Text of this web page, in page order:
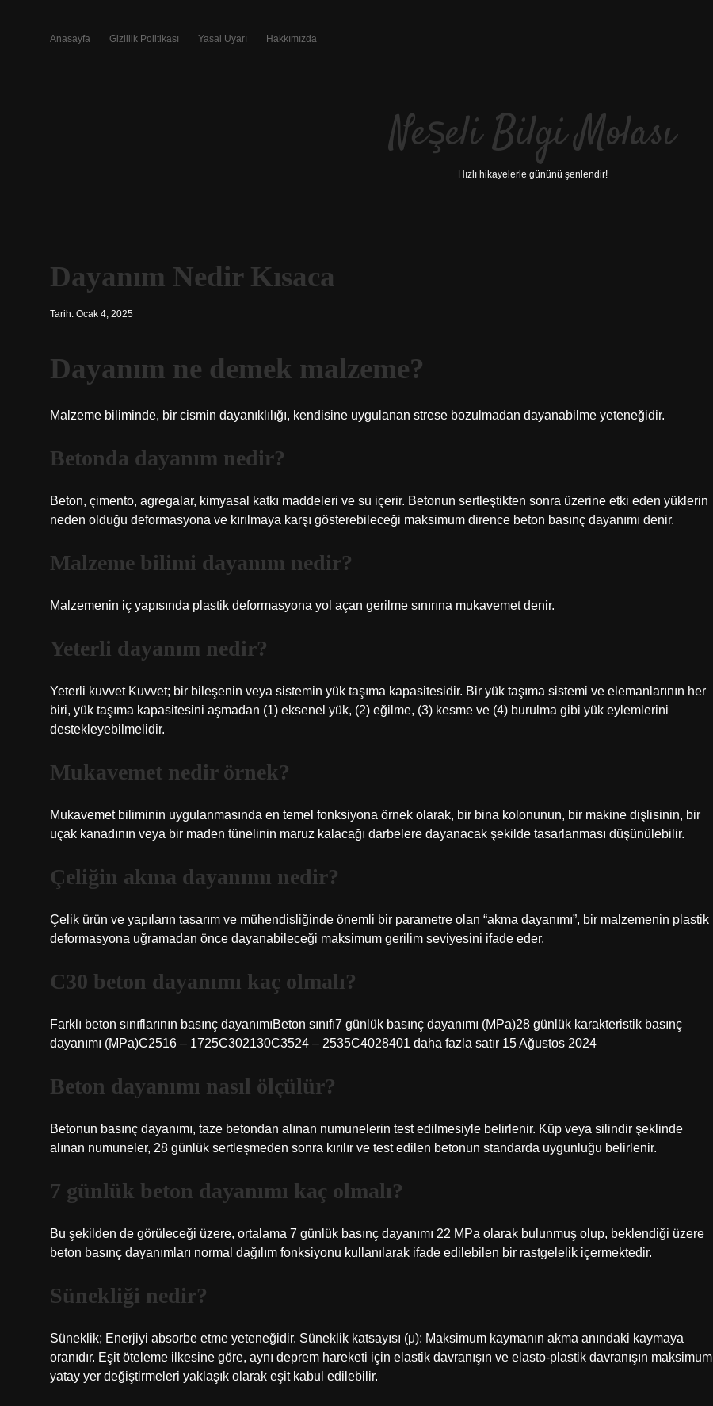
Anasayfa Gizlilik Politikası Yasal Uyarı Hakkımızda
Neşeli Bilgi Molası
Hızlı hikayelerle gününü şenlendir!
Dayanım Nedir Kısaca
Tarih: Ocak 4, 2025
Dayanım ne demek malzeme?
Malzeme biliminde, bir cismin dayanıklılığı, kendisine uygulanan strese bozulmadan dayanabilme yeteneğidir.
Betonda dayanım nedir?
Beton, çimento, agregalar, kimyasal katkı maddeleri ve su içerir. Betonun sertleştikten sonra üzerine etki eden yüklerin
neden olduğu deformasyona ve kırılmaya karşı gösterebileceği maksimum dirence beton basınç dayanımı denir.
Malzeme bilimi dayanım nedir?
Malzemenin iç yapısında plastik deformasyona yol açan gerilme sınırına mukavemet denir.
Yeterli dayanım nedir?
Yeterli kuvvet Kuvvet; bir bileşenin veya sistemin yük taşıma kapasitesidir. Bir yük taşıma sistemi ve elemanlarının her
biri, yük taşıma kapasitesini aşmadan (1) eksenel yük, (2) eğilme, (3) kesme ve (4) burulma gibi yük eylemlerini
destekleyebilmelidir.
Mukavemet nedir örnek?
Mukavemet biliminin uygulanmasında en temel fonksiyona örnek olarak, bir bina kolonunun, bir makine dişlisinin, bir
uçak kanadının veya bir maden tünelinin maruz kalacağı darbelere dayanacak şekilde tasarlanması düşünülebilir.
Çeliğin akma dayanımı nedir?
Çelik ürün ve yapıların tasarım ve mühendisliğinde önemli bir parametre olan “akma dayanımı”, bir malzemenin plastik
deformasyona uğramadan önce dayanabileceği maksimum gerilim seviyesini ifade eder.
C30 beton dayanımı kaç olmalı?
Farklı beton sınıflarının basınç dayanımıBeton sınıfı7 günlük basınç dayanımı (MPa)28 günlük karakteristik basınç
dayanımı (MPa)C2516 – 1725C302130C3524 – 2535C4028401 daha fazla satır 15 Ağustos 2024
Beton dayanımı nasıl ölçülür?
Betonun basınç dayanımı, taze betondan alınan numunelerin test edilmesiyle belirlenir. Küp veya silindir şeklinde
alınan numuneler, 28 günlük sertleşmeden sonra kırılır ve test edilen betonun standarda uygunluğu belirlenir.
7 günlük beton dayanımı kaç olmalı?
Bu şekilden de görüleceği üzere, ortalama 7 günlük basınç dayanımı 22 MPa olarak bulunmuş olup, beklendiği üzere
beton basınç dayanımları normal dağılım fonksiyonu kullanılarak ifade edilebilen bir rastgelelik içermektedir.
Sünekliği nedir?
Süneklik; Enerjiyi absorbe etme yeteneğidir. Süneklik katsayısı (μ): Maksimum kaymanın akma anındaki kaymaya
oranıdır. Eşit öteleme ilkesine göre, aynı deprem hareketi için elastik davranışın ve elasto-plastik davranışın maksimum
yatay yer değiştirmeleri yaklaşık olarak eşit kabul edilebilir.